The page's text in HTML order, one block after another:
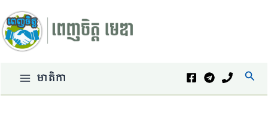
to
content
Mainមាតិកា